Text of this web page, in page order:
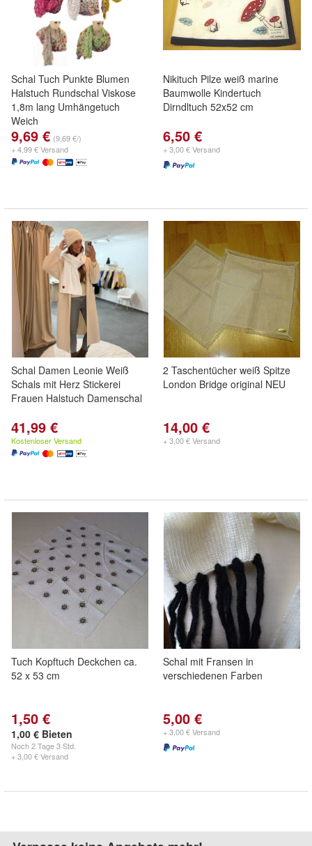
Schal Tuch Punkte Blumen
Halstuch Rundschal Viskose
1,8m lang Umhängetuch
Weich
9,69 € (9,69 €/)
+ 4,99 € Versand
Nikituch Pilze weiß marine
Baumwolle Kindertuch
Dirndltuch 52x52 cm
6,50 €
+ 3,00 € Versand
Schal Damen Leonie Weiß
Schals mit Herz Stickerei
Frauen Halstuch Damenschal
41,99 €
Kostenloser Versand
2 Taschentücher weiß Spitze
London Bridge original NEU
14,00 €
+ 3,00 € Versand
Tuch Kopftuch Deckchen ca.
52 x 53 cm
1,50 €
1,00 € Bieten
Noch2 Tage 3 Std.
+ 3,00 € Versand
Schal mit Fransen in
verschiedenen Farben
5,00 €
+ 3,00 € Versand